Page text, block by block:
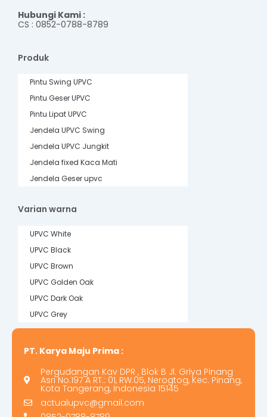
Hubungi Kami :
CS : 0852-0788-8789
Produk
Pintu Swing UPVC
Pintu Geser UPVC
Pintu Lipat UPVC
Jendela UPVC Swing
Jendela UPVC Jungkit
Jendela fixed Kaca Mati
Jendela Geser upvc
Varian warna
UPVC White
UPVC Black
UPVC Brown
UPVC Golden Oak
UPVC Dark Oak
UPVC Grey
PT. Karya Maju Prima :
Pergudangan Kav DPR , Blok B Jl. Griya Pinang
Asri No.197 A RT.: 01, RW.05, Nerogtog, Kec. Pinang,
Kota Tangerang, Indonesia 15145
actualupvc@gmail.com